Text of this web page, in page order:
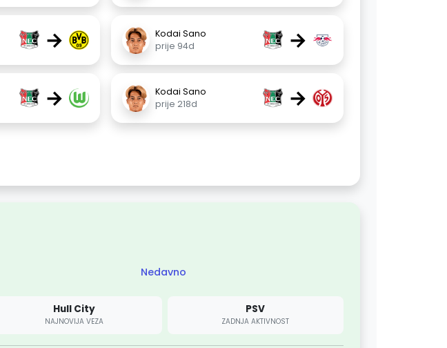
→
Kodai Sano
prije 94d
→
→
Kodai Sano
prije 218d
→
Nedavno
Hull City
NAJNOVIJA VEZA
PSV
ZADNJA AKTIVNOST